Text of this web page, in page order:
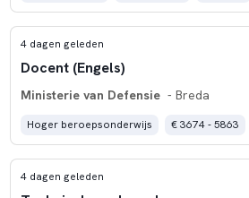
4 dagen geleden
Docent (Engels)
Ministerie van Defensie - Breda
Hoger beroepsonderwijs € 3674 - 5863
4 dagen geleden